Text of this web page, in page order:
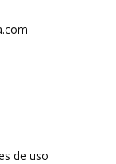
de uso